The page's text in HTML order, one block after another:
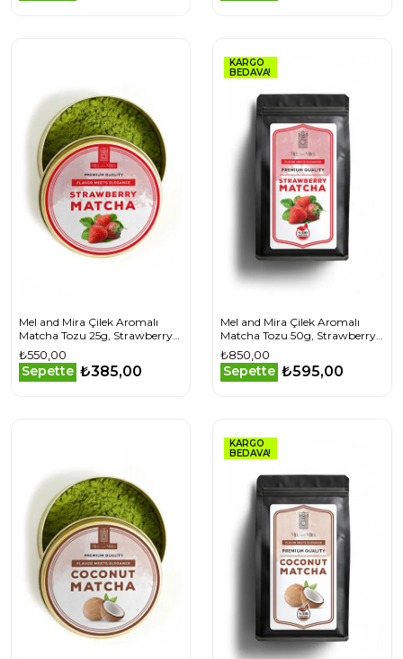
Mel and Mira Çilek Aromalı
Matcha Tozu 25g, Strawberry
Matcha Powder
₺550,00
Sepette ₺385,00
KARGO
BEDAVA!
Mel and Mira Çilek Aromalı
Matcha Tozu 50g, Strawberry
Matcha Powder
₺850,00
Sepette ₺595,00
KARGO
BEDAVA!